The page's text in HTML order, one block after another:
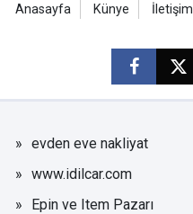
Anasayfa Künye İletişim
evden eve nakliyat
www.idilcar.com
Epin ve Item Pazarı